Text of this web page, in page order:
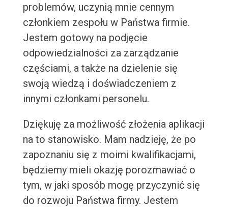
problemów, uczynią mnie cennym
członkiem zespołu w Państwa firmie.
Jestem gotowy na podjęcie
odpowiedzialności za zarządzanie
częściami, a także na dzielenie się
swoją wiedzą i doświadczeniem z
innymi członkami personelu.
Dziękuję za możliwość złożenia aplikacji
na to stanowisko. Mam nadzieję, że po
zapoznaniu się z moimi kwalifikacjami,
będziemy mieli okazję porozmawiać o
tym, w jaki sposób mogę przyczynić się
do rozwoju Państwa firmy. Jestem